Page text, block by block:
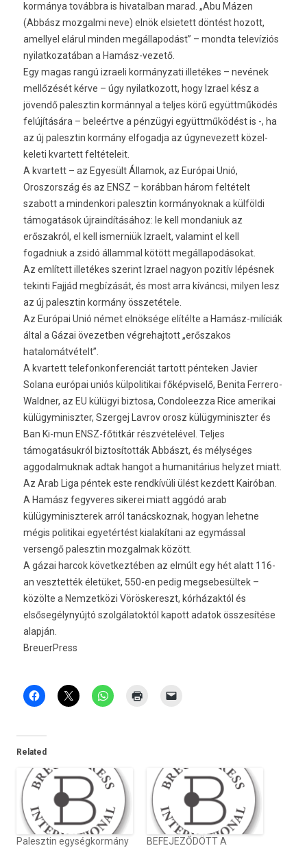
kormánya továbbra is hivatalban marad. „Abu Mázen
(Abbász mozgalmi neve) elnök elsietett döntést hozott,
amellyel elárul minden megállapodást” – mondta televíziós
nyilatkozatában a Hamász-vezető.
Egy magas rangú izraeli kormányzati illetékes – nevének
mellőzését kérve – úgy nyilatkozott, hogy Izrael kész a
jövendő palesztin kormánnyal a teljes körű együttműködés
felújítására – beleértve a pénzügyi együttműködést is -, ha
az új palesztin kormány elfogadja az úgynevezett közel-
keleti kvartett feltételeit.
A kvartett – az Egyesült Államok, az Európai Unió,
Oroszország és az ENSZ – korábban három feltételt
szabott a mindenkori palesztin kormányoknak a külföldi
támogatások újraindításához: le kell mondaniuk az
erőszakról, el kell ismerniük Izraelt, valamint el kell
fogadniuk a zsidó állammal kötött megállapodásokat.
Az említett illetékes szerint Izrael nagyon pozitív lépésnek
tekinti Fajjád megbízását, és most arra kíváncsi, milyen lesz
az új palesztin kormány összetétele.
Az Európai Unió német elnöksége elítélte a Hamász-milíciák
által a Gázai övezetben végrehajtott „erőszakos
hatalomátvételt”.
A kvartett telefonkonferenciát tartott pénteken Javier
Solana európai uniós külpolitikai főképviselő, Benita Ferrero-
Waldner, az EU külügyi biztosa, Condoleezza Rice amerikai
külügyminiszter, Szergej Lavrov orosz külügyminiszter és
Ban Ki-mun ENSZ-főtitkár részvételével. Teljes
támogatásukról biztosították Abbászt, és mélységes
aggodalmuknak adtak hangot a humanitárius helyzet miatt.
Az Arab Liga péntek este rendkívüli ülést kezdett Kairóban.
A Hamász fegyveres sikerei miatt aggódó arab
külügyminiszterek arról tanácskoznak, hogyan lehetne
mégis politikai egyetértést kialakítani az egymással
versengő palesztin mozgalmak között.
A gázai harcok következtében az elmúlt egy hét alatt 116-
an vesztették életüket, 550-en pedig megsebesültek –
közölte a Nemzetközi Vöröskereszt, kórházaktól és
elsősegélynyújtó szolgálatoktól kapott adatok összesítése
alapján.
BreuerPress
Related
Palesztin egységkormány
BEFEJEZŐDÖTT A